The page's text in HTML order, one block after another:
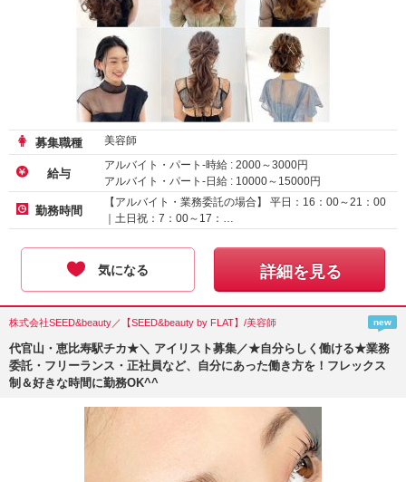
募集職種 美容師
給与
アルバイト・パート-時給 : 2000～3000円
アルバイト・パート-日給 : 10000～ 15000円
アルバイト・パート-時給 :1230 ～1800円
勤務時間
【アルバイト・業務委託の場合】 平日：16：00～21：00
｜土日祝：7：00～17：…
気になる 詳細を見る
株式会社SEED&beauty／【SEED&beauty by FLAT】/美容師 new
代官山・恵比寿駅チカ★＼ アイリスト募集／★自分らしく働ける★業務
委託・フリーランス・正社員など、自分にあった働き方を！フレックス
制＆好きな時間に勤務OK^^